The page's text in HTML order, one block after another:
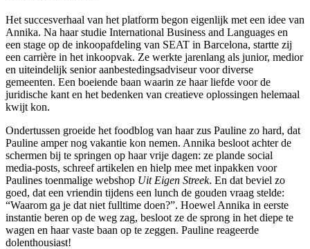
Het succesverhaal van het platform begon eigenlijk met een idee van
Annika. Na haar studie International Business and Languages en
een stage op de inkoopafdeling van SEAT in Barcelona, startte zij
een carrière in het inkoopvak. Ze werkte jarenlang als junior, medior
en uiteindelijk senior aanbestedingsadviseur voor diverse
gemeenten. Een boeiende baan waarin ze haar liefde voor de
juridische kant en het bedenken van creatieve oplossingen helemaal
kwijt kon.
Ondertussen groeide het foodblog van haar zus Pauline zo hard, dat
Pauline amper nog vakantie kon nemen. Annika besloot achter de
schermen bij te springen op haar vrije dagen: ze plande social
media-posts, schreef artikelen en hielp mee met inpakken voor
Paulines toenmalige webshop Uit Eigen Streek. En dat beviel zo
goed, dat een vriendin tijdens een lunch de gouden vraag stelde:
“Waarom ga je dat niet fulltime doen?”. Hoewel Annika in eerste
instantie beren op de weg zag, besloot ze de sprong in het diepe te
wagen en haar vaste baan op te zeggen. Pauline reageerde
dolenthousiast!